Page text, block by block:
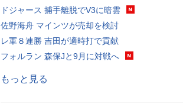
ドジャース 捕手離脱でV3に暗雲
佐野海舟 マインツが売却を検討
レ軍８連勝 吉田が適時打で貢献
フォルラン 森保Jと9月に対戦へ
もっと見る